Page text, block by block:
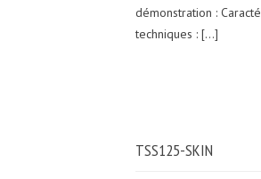
démonstration :
techniques : […]
TSS125-SKIN